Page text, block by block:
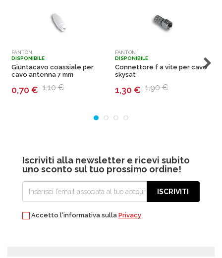
FANTON
DISPONIBILE
Giuntacavo coassiale per
cavo antenna 7 mm
0,70 € 1,10 €
FANTON
DISPONIBILE
Connettore f a vite per cavo
skysat
1,30 € 1,90 €
Iscriviti alla newsletter e ricevi subito
uno sconto sul tuo prossimo ordine!
ISCRIVITI
Accetto l'informativa sulla Privacy